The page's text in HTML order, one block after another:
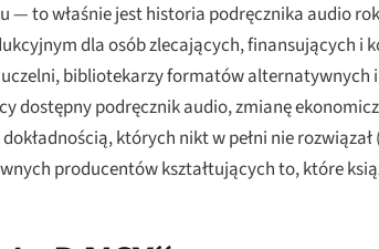
— to właśnie jest historia podręcznika audio
dla osób zlecających, finansujących i
bibliotekarzy formatów alternatywnych
dostępny podręcznik audio, zmianę
których nikt w pełni nie
producentów kształtujących to, które